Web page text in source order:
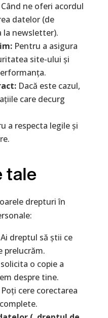
ne oferi acordul
datelor (de
la newsletter).
Pentru a asigura
site-ului și
Dacă este cazul,
care decurg
a respecta legile și
tale
drepturi în
dreptul să știi ce
prelucrăm.
o copie a
despre tine.
cere corectarea